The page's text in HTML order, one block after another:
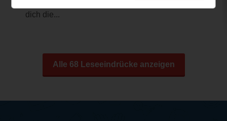
dich die...
Alle 68 Leseeindrücke anzeigen